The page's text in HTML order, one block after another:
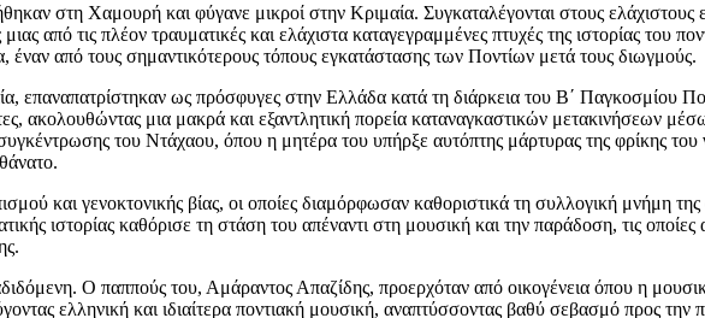
στη Χαμουρή και φύγανε μικροί στην Κριμαία. Συγκαταλέγονται στους ελάχιστους
από τις πλέον τραυματικές και ελάχιστα καταγεγραμμένες πτυχές της ιστορίας του
από τους σημαντικότερους τόπους εγκατάστασης των Ποντίων μετά τους διωγμούς.
επαναπατρίστηκαν ως πρόσφυγες στην Ελλάδα κατά τη διάρκεια του Β΄ Παγκοσμίου
ακολουθώντας μια μακρά και εξαντλητική πορεία καταναγκαστικών μετακινήσεων
του Ντάχαου, όπου η μητέρα του υπήρξε αυτόπτης μάρτυρας της φρίκης του
και γενοκτονικής βίας, οι οποίες διαμόρφωσαν καθοριστικά τη συλλογική μνήμη
ιστορίας καθόρισε τη στάση του απέναντι στη μουσική και την παράδοση, τις οποίες
Ο παππούς του, Αμάραντος Απαζίδης, προερχόταν από οικογένεια όπου η
ελληνική και ιδιαίτερα ποντιακή μουσική, αναπτύσσοντας βαθύ σεβασμό προς την